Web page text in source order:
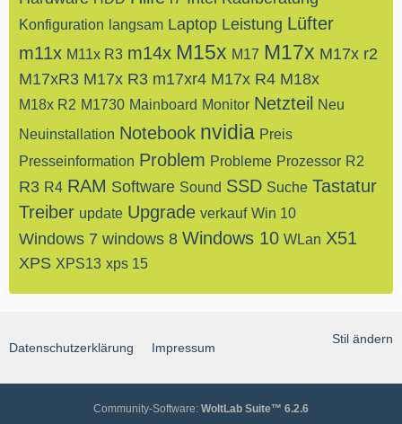
Konfiguration langsam Laptop Leistung Lüfter
m11x M11x R3 m14x M15x M17 M17x M17x r2
M17xR3 M17x R3 m17xr4 M17x R4 M18x
M18x R2 M1730 Mainboard Monitor Netzteil
Neu
Neuinstallation Notebook nvidia Preis
Presseinformation Problem Probleme Prozessor R2
R3 R4 RAM Software Sound SSD Suche Tastatur
Treiber update Upgrade verkauf Win 10
Windows 7 windows 8 Windows 10 WLan X51
XPS XPS13 xps 15
Stil ändern
Datenschutzerklärung Impressum
Community-Software: WoltLab Suite™ 6.2.6